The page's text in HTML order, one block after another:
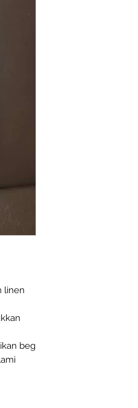
linen
beg